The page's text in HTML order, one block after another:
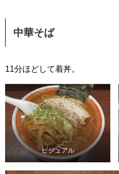
中華そば
11分ほどして着丼。
ビジュアル